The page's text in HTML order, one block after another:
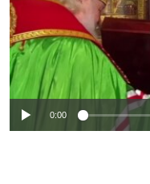
No media
0:00